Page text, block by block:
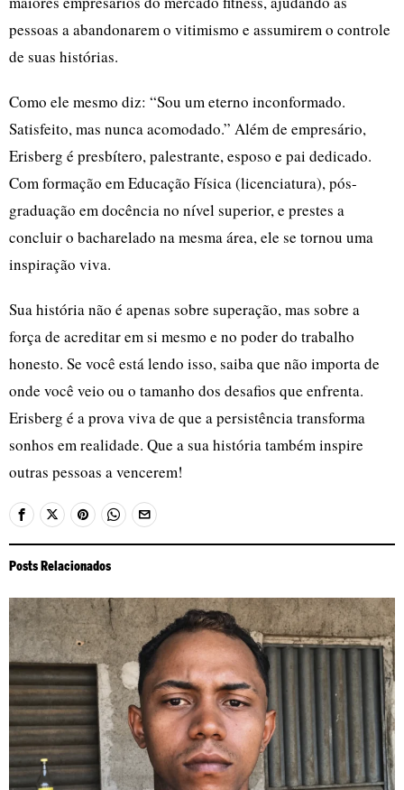
pessoas a abandonarem o vitimismo e assumirem o controle
de suas histórias.
Como ele mesmo diz: “Sou um eterno inconformado.
Satisfeito, mas nunca acomodado.” Além de empresário,
Erisberg é presbítero, palestrante, esposo e pai dedicado.
Com formação em Educação Física (licenciatura), pós-
graduação em docência no nível superior, e prestes a
concluir o bacharelado na mesma área, ele se tornou uma
inspiração viva.
Sua história não é apenas sobre superação, mas sobre a
força de acreditar em si mesmo e no poder do trabalho
honesto. Se você está lendo isso, saiba que não importa de
onde você veio ou o tamanho dos desafios que enfrenta.
Erisberg é a prova viva de que a persistência transforma
sonhos em realidade. Que a sua história também inspire
outras pessoas a vencerem!
Posts Relacionados